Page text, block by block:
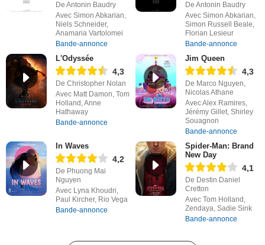
De Antonin Baudry
Avec Simon Abkarian,
Niels Schneider,
Anamaria Vartolomei
Bande-annonce
De Antonin Baudry
Avec Simon Abkarian,
Simon Russell Beale,
Florian Lesieur
Bande-annonce
L'Odyssée
4,3
De Christopher Nolan
Avec Matt Damon, Tom
Holland, Anne
Hathaway
Bande-annonce
Jim Queen
4,3
De Marco Nguyen,
Nicolas Athane
Avec Alex Ramires,
Jérémy Gillet, Shirley
Souagnon
Bande-annonce
In Waves
4,2
De Phuong Mai
Nguyen
Avec Lyna Khoudri,
Paul Kircher, Rio Vega
Bande-annonce
Spider-Man: Brand
New Day
4,1
De Destin Daniel
Cretton
Avec Tom Holland,
Zendaya, Sadie Sink
Bande-annonce